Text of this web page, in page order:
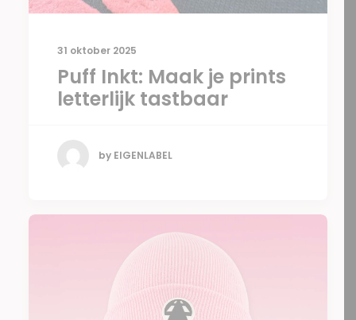
31 oktober 2025
Puff Inkt: Maak je prints
letterlijk tastbaar
by EIGENLABEL